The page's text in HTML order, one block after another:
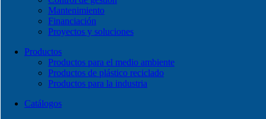
Mantenimiento
Financiación
Proyectos y soluciones
Productos
Productos para el medio ambiente
Productos de plástico reciclado
Productos para la industria
Catálogos